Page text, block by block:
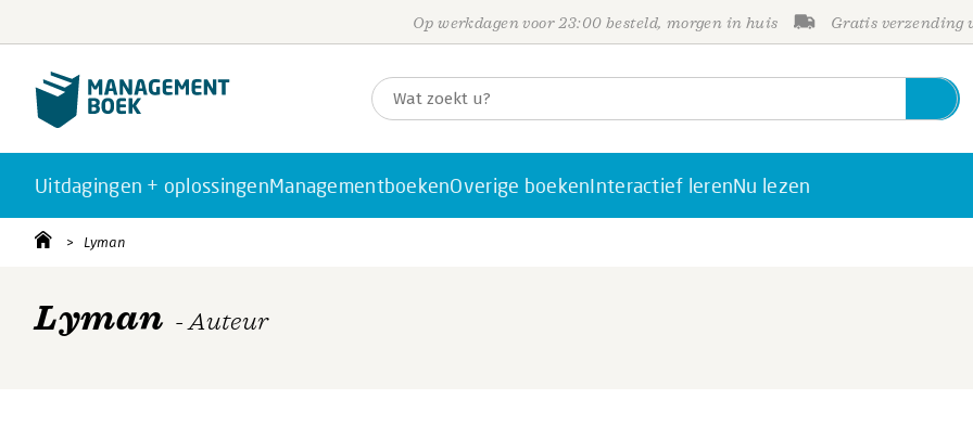
Op werkdagen voor 23:00 besteld, morgen in huis Gratis verzending
Uitdagingen + oplossingenManagementboekenOverige boekenInteractief lerenNu lezen
Lyman
Lyman - Auteur